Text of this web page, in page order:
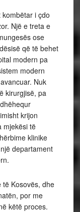
i çdo
Një e treta e
ose
që të behet
modern pa
modern
Nuk
kirurgjisë, pa
krijon
mjekësi të
klinike
departament
të Kosovës, dhe
por me
këtë proces.